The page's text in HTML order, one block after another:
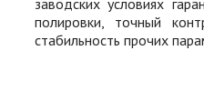
полировки, точный
стабильность прочих